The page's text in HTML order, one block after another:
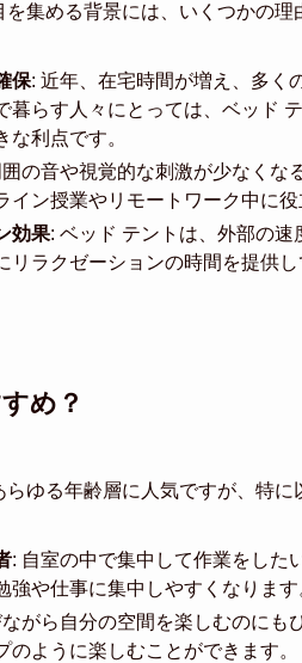
集める背景には、いくつかの理
保: 近年、在宅時間が増え、多く
暮らす人々にとっては、ベッド
な利点です。
囲の音や視覚的な刺激が少なくな
イン授業やリモートワーク中に役
効果: ベッド テントは、外部の
リラクゼーションの時間を提供し
め？
ゆる年齢層に人気ですが、特に
: 自室の中で集中して作業をした
強や仕事に集中しやすくなります
がら自分の空間を楽しむのにも
のように楽しむことができます。